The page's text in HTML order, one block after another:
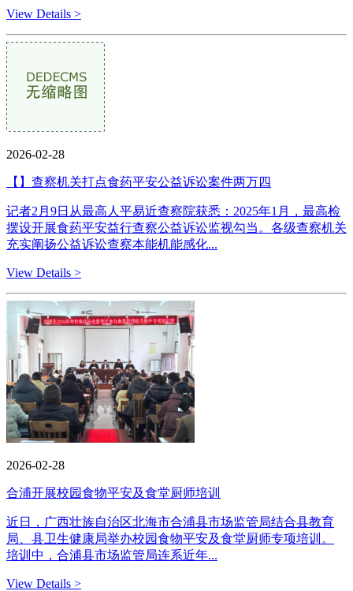
View Details >
2026-02-28
【】查察机关打点食药平安公益诉讼案件两万四
记者2月9日从最高人平易近查察院获悉：2025年1月，最高检
摆设开展食药平安益行查察公益诉讼监视勾当。各级查察机关
充实阐扬公益诉讼查察本能机能感化...
View Details >
2026-02-28
合浦开展校园食物平安及食堂厨师培训
近日，广西壮族自治区北海市合浦县市场监管局结合县教育
局、县卫生健康局举办校园食物平安及食堂厨师专项培训。
培训中，合浦县市场监管局连系近年...
View Details >